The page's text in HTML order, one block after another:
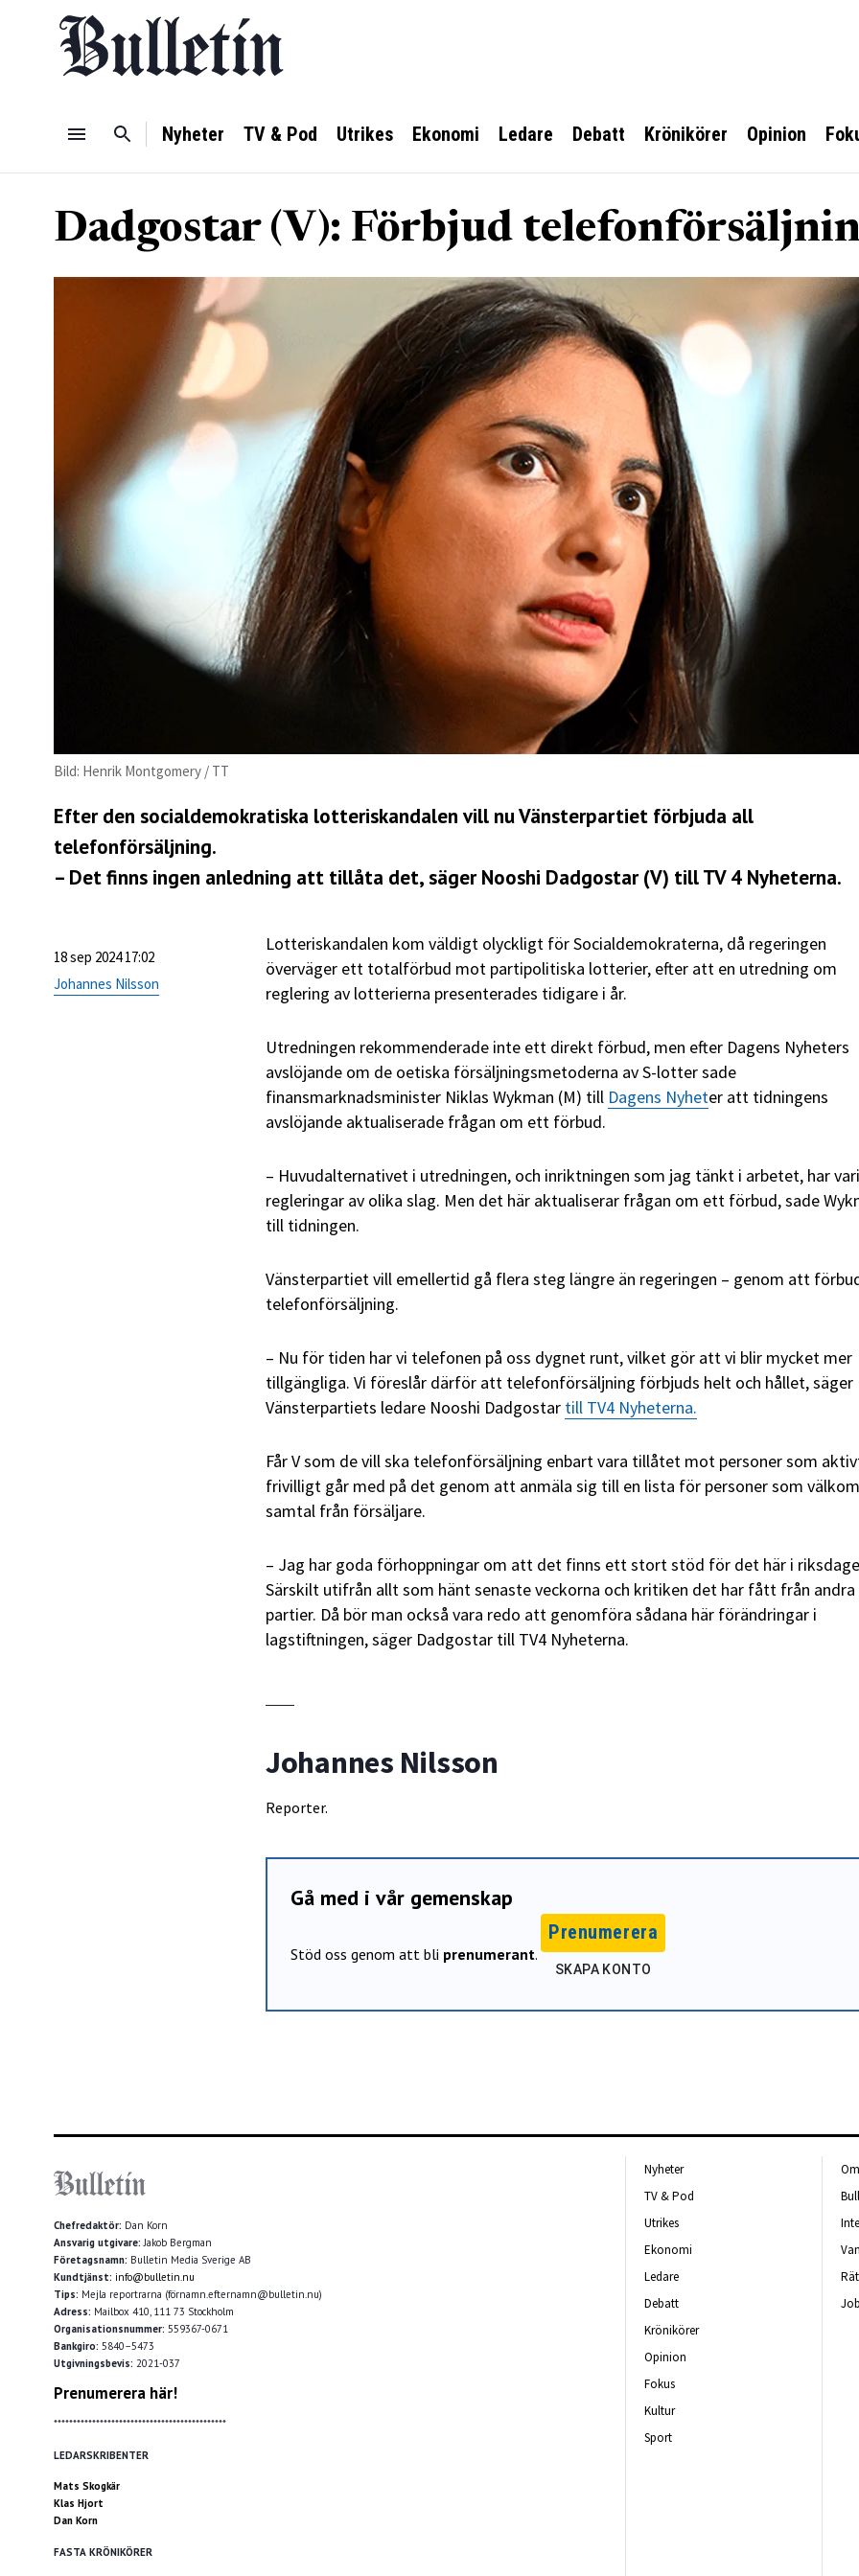
Nyheter TV & Pod Utrikes Ekonomi Ledare Debatt Krönikörer Opinion
Dadgostar (V): Förbjud
Bild: Henrik Montgomery / TT
Efter den socialdemokratiska lotteriskandalen vill nu Vänsterpartiet förbjuda all
telefonförsäljning.
– Det finns ingen anledning att tillåta det, säger Nooshi Dadgostar (V) till TV 4 Nyheterna.
18 sep 2024 17:02
Johannes Nilsson
Lotteriskandalen kom väldigt olyckligt för Socialdemokraterna, då regeringen
överväger ett totalförbud mot partipolitiska lotterier, efter att en utredning om
reglering av lotterierna presenterades tidigare i år.
Utredningen rekommenderade inte ett direkt förbud, men efter Dagens Nyheters
avslöjande om de oetiska försäljningsmetoderna av S-lotter sade
finansmarknadsminister Niklas Wykman (M) till Dagens Nyheter att tidningens
avslöjande aktualiserade frågan om ett förbud.
– Huvudalternativet i utredningen, och inriktningen som jag tänkt i arbetet, har
regleringar av olika slag. Men det här aktualiserar frågan om ett förbud, sade
till tidningen.
Vänsterpartiet vill emellertid gå flera steg längre än regeringen – genom att
telefonförsäljning.
– Nu för tiden har vi telefonen på oss dygnet runt, vilket gör att vi blir mycket mer
tillgängliga. Vi föreslår därför att telefonförsäljning förbjuds helt och hållet, säger
Vänsterpartiets ledare Nooshi Dadgostar till TV4 Nyheterna.
Får V som de vill ska telefonförsäljning enbart vara tillåtet mot personer som
frivilligt går med på det genom att anmäla sig till en lista för personer som
samtal från försäljare.
– Jag har goda förhoppningar om att det finns ett stort stöd för det här i
Särskilt utifrån allt som hänt senaste veckorna och kritiken det har fått från andra
partier. Då bör man också vara redo att genomföra sådana här förändringar i
lagstiftningen, säger Dadgostar till TV4 Nyheterna.
Johannes Nilsson
Reporter.
Gå med i vår gemenskap
Stöd oss genom att bli prenumerant.
Prenumerera
SKAPA KONTO
Chefredaktör: Dan Korn
Ansvarig utgivare: Jakob Bergman
Företagsnamn: Bulletin Media Sverige AB
Kundtjänst: info@bulletin.nu
Tips: Mejla reportrarna (förnamn.efternamn@bulletin.nu)
Adress: Mailbox 410, 111 73 Stockholm
Organisationsnummer: 559367-0671
Bankgiro: 5840–5473
Utgivningsbevis: 2021-037
Prenumerera här!
*********************************************
LEDARSKRIBENTER
Mats Skogkär
Klas Hjort
Dan Korn
FASTA KRÖNIKÖRER
Nyheter
TV & Pod
Utrikes
Ekonomi
Ledare
Debatt
Krönikörer
Opinion
Fokus
Kultur
Sport